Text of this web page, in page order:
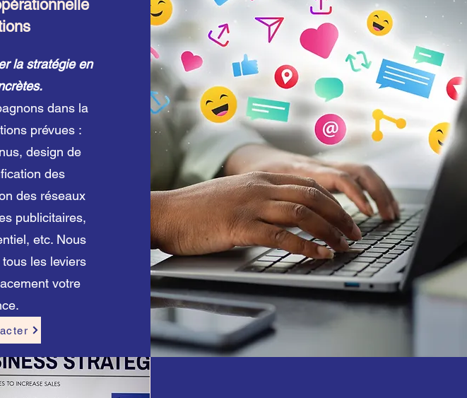
la stratégie en
dans la
prévues :
design de
des
des réseaux
publicitaires,
etc. Nous
les leviers
votre